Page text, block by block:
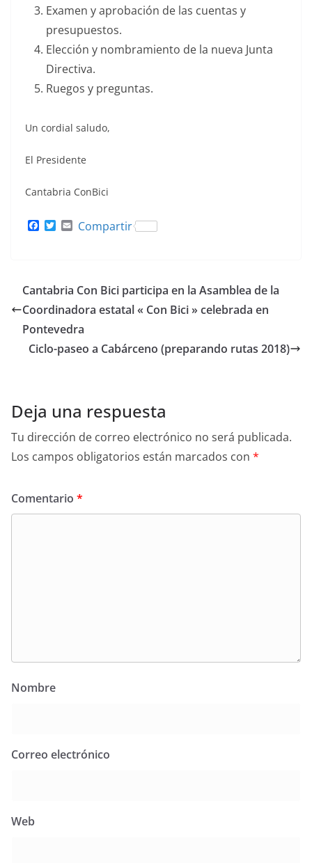
Examen y aprobación de las cuentas y
presupuestos.
Elección y nombramiento de la nueva Junta
Directiva.
Ruegos y preguntas.
Un cordial saludo,
El Presidente
Cantabria ConBici
o
T
r
Compartir
Cantabria Con Bici participa en la Asamblea de la
Coordinadora estatal « Con Bici » celebrada en
Pontevedra
Ciclo-paseo a Cabárceno (preparando rutas 2018)
Deja una respuesta
Tu dirección de correo electrónico no será publicada.
Los campos obligatorios están marcados con *
Comentario *
Nombre
Correo electrónico
Web